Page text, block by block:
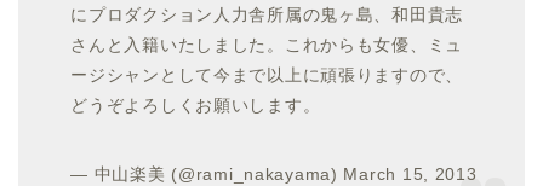
にプロダクション人力舎所属の鬼ヶ島、和田貴志
さんと入籍いたしました。これからも女優、ミュ
ージシャンとして今まで以上に頑張りますので、
どうぞよろしくお願いします。
— 中山楽美 (@rami_nakayama) March 15, 2013